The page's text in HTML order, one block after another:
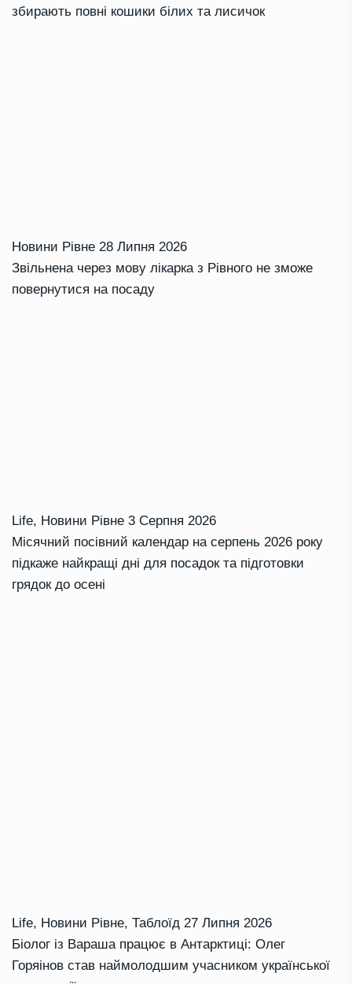
збирають повні кошики білих та лисичок
Новини Рівне 28 Липня 2026
Звільнена через мову лікарка з Рівного не зможе
повернутися на посаду
Life, Новини Рівне 3 Серпня 2026
Місячний посівний календар на серпень 2026 року
підкаже найкращі дні для посадок та підготовки
грядок до осені
Life, Новини Рівне, Таблоїд 27 Липня 2026
Біолог із Вараша працює в Антарктиці: Олег
Горяінов став наймолодшим учасником української